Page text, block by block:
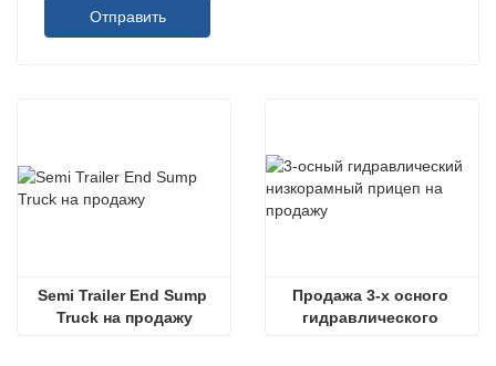
Отправить
Semi Trailer End Sump
Truck на продажу
Продажа 3-х осного
гидравлического